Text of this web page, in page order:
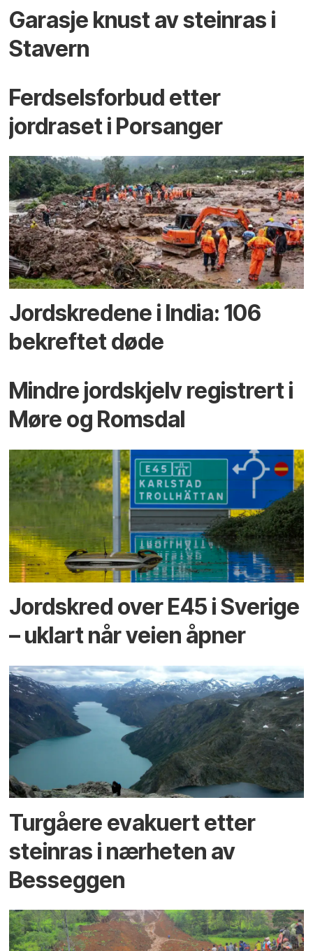
Garasje knust av steinras i
Stavern
Ferdselsforbud etter
jordraset i Porsanger
Jordskredene i India: 106
bekreftet døde
Mindre jordskjelv registrert i
Møre og Romsdal
Jordskred over E45 i Sverige
– uklart når veien åpner
Turgåere evakuert etter
steinras i nærheten av
Besseggen